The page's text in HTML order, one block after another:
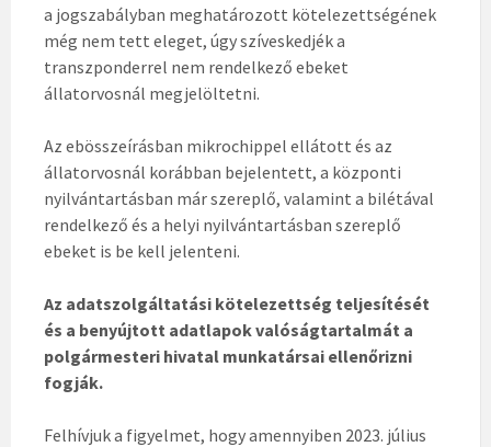
a jogszabályban meghatározott kötelezettségének
még nem tett eleget, úgy szíveskedjék a
transzponderrel nem rendelkező ebeket
állatorvosnál megjelöltetni.
Az ebösszeírásban mikrochippel ellátott és az
állatorvosnál korábban bejelentett, a központi
nyilvántartásban már szereplő, valamint a bilétával
rendelkező és a helyi nyilvántartásban szereplő
ebeket is be kell jelenteni.
Az adatszolgáltatási kötelezettség teljesítését
és a benyújtott adatlapok valóságtartalmát a
polgármesteri hivatal munkatársai ellenőrizni
fogják.
Felhívjuk a figyelmet, hogy amennyiben 2023. július